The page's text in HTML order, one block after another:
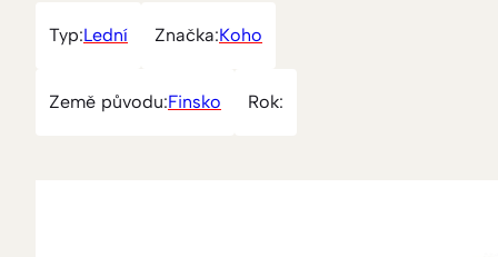
Typ:Lední Značka:Koho
Země původu:Finsko Rok: